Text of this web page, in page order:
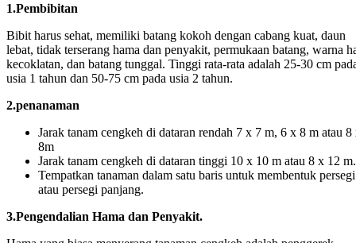
1.Pembibitan
Bibit harus sehat, memiliki batang kokoh dengan cabang kuat, daun
lebat, tidak terserang hama dan penyakit, permukaan batang, warna
kecoklatan, dan batang tunggal. Tinggi rata-rata adalah 25-30 cm
usia 1 tahun dan 50-75 cm pada usia 2 tahun.
2.penanaman
Jarak tanam cengkeh di dataran rendah 7 x 7 m, 6 x 8 m atau 8
8m
Jarak tanam cengkeh di dataran tinggi 10 x 10 m atau 8 x 12 m.
Tempatkan tanaman dalam satu baris untuk membentuk persegi
atau persegi panjang.
3.Pengendalian Hama dan Penyakit.